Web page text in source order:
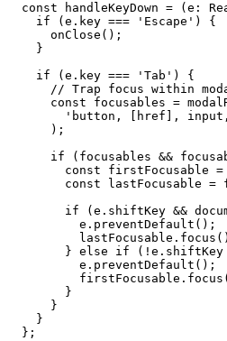
  const
handleKeyDown = ( e :
    if
(e.key === 'Escape' ) {
      onClose
();
    }
    if
(e.key === 'Tab' ) {
// Trap focus within
      const
focusables =
'button, [href],
      );
      if
(focusables &&
        const
firstFocusable =
        const
lastFocusable =
        if
(e.shiftKey &&
          e.
preventDefault ();
          lastFocusable.
focus
        }
else if ( ! e.shiftKey
          e.
preventDefault ();
          firstFocusable.
focus
        }
      }
    }
  };